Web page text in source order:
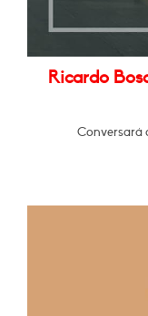
Ricardo
Conversará